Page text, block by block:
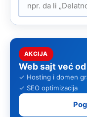
AKCIJA
Web sajt već od
✓ Hosting i domen
✓ SEO optimizacija